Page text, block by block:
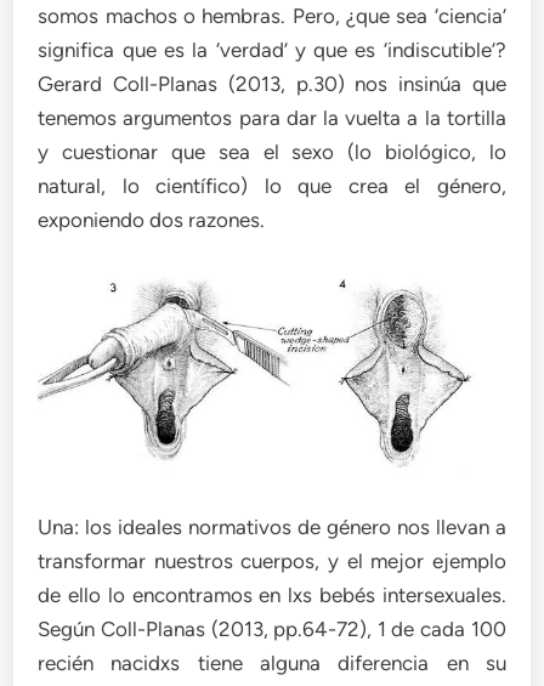
somos machos o hembras. Pero, ¿que sea ‘ciencia’
significa que es la ‘verdad’ y que es ‘indiscutible’?
Gerard Coll-Planas (2013, p.30) nos insinúa que
tenemos argumentos para dar la vuelta a la tortilla
y cuestionar que sea el sexo (lo biológico, lo
natural, lo científico) lo que crea el género,
exponiendo dos razones.
Una: los ideales normativos de género nos llevan a
transformar nuestros cuerpos, y el mejor ejemplo
de ello lo encontramos en lxs bebés intersexuales.
Según Coll-Planas (2013, pp.64-72), 1 de cada 100
recién nacidxs tiene alguna diferencia en su